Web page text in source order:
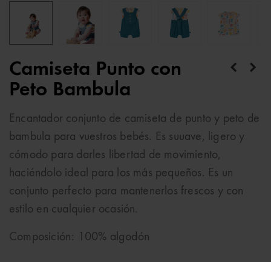
Camiseta Punto con
Peto Bambula
Encantador conjunto de camiseta de punto y peto de
bambula para vuestros bebés. Es suuave, ligero y
cómodo para darles libertad de movimiento,
haciéndolo ideal para los más pequeños. Es un
conjunto perfecto para mantenerlos frescos y con
estilo en cualquier ocasión.
Composición: 100% algodón